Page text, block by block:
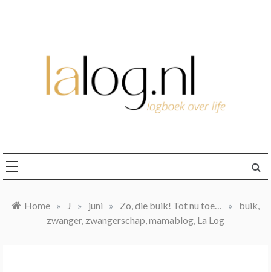
Home » J » juni » Zo, die buik! Tot nu toe… »
buik,
zwanger, zwangerschap, mamablog, La Log